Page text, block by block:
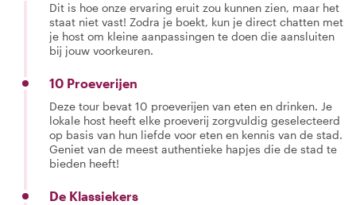
Dit is hoe onze ervaring eruit zou kunnen zien, maar het
staat niet vast! Zodra je boekt, kun je direct chatten met
je host om kleine aanpassingen te doen die aansluiten
bij jouw voorkeuren.
10 Proeverijen
Deze tour bevat 10 proeverijen van eten en drinken. Je
lokale host heeft elke proeverij zorgvuldig geselecteerd
op basis van hun liefde voor eten en kennis van de stad.
Geniet van de meest authentieke hapjes die de stad te
bieden heeft!
De Klassiekers